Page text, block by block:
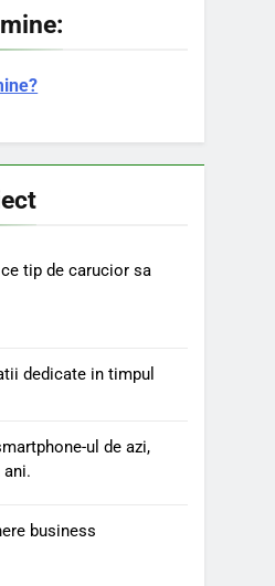
tip de carucior sa
dedicate in timpul
ul de azi,
business